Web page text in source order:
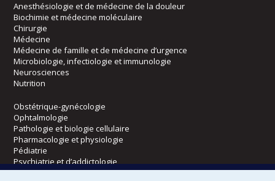
Anesthésiologie et de médecine de la douleur
Biochimie et médecine moléculaire
Chirurgie
Médecine
Médecine de famille et de médecine d’urgence
Microbiologie, infectiologie et immunologie
Neurosciences
Nutrition
Obstétrique-gynécologie
Ophtalmologie
Pathologie et biologie cellulaire
Pharmacologie et physiologie
Pédiatrie
Psychiatrie et d’addictologie
Radiologie, radio-oncologie et médecine nucléaire